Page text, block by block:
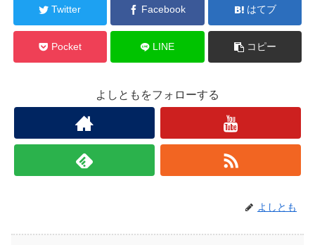
Twitter Facebook はてブ
Pocket LINE コピー
よしともをフォローする
よしとも